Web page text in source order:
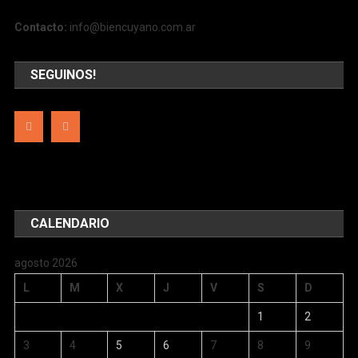
Contacto: info@biencuyano.com.ar
SEGUINOS!
CALENDARIO
agosto 2026
L
M X J V S D
1 2
3 4 5 6 7 8 9